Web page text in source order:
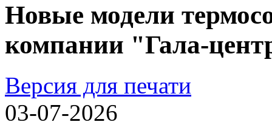
Новые модели
компании "Гала-
Версия для печати
03-07-2026